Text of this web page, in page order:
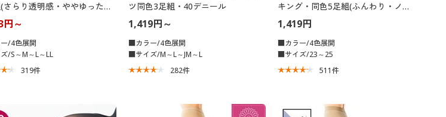
さらり透明感・ややゆった
静電気防止加工・日本製)
円～
/4色展開
/S～M～L～LL
319件
ツ同色3足組・40デニール
1,419円～
■カラー/4色展開
■サイズ/M～L～JM～L
282件
キング・同色5足組(ふんわり・ノー
サポート・静電気防止加工・つま先
補強)
1,419円
■カラー/4色展開
■サイズ/23～25
511件